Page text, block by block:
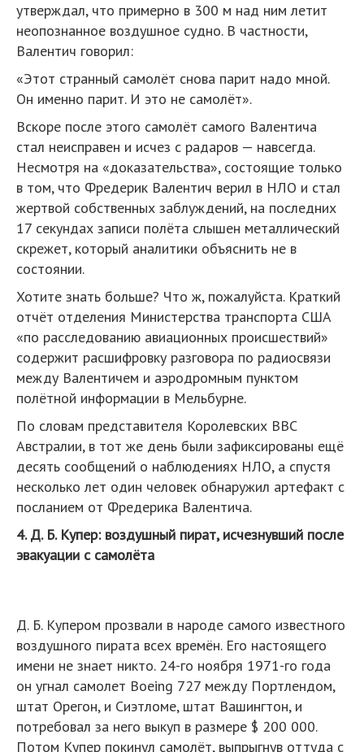
утверждал, что примерно в 300 м над ним летит
неопознанное воздушное судно. В частности,
Валентич говорил:
«Этот странный самолёт снова парит надо мной.
Он именно парит. И это не самолёт».
Вскоре после этого самолёт самого Валентича
стал неисправен и исчез с радаров — навсегда.
Несмотря на «доказательства», состоящие только
в том, что Фредерик Валентич верил в НЛО и стал
жертвой собственных заблуждений, на последних
17 секундах записи полёта слышен металлический
скрежет, который аналитики объяснить не в
состоянии.
Хотите знать больше? Что ж, пожалуйста. Краткий
отчёт отделения Министерства транспорта США
«по расследованию авиационных происшествий»
содержит расшифровку разговора по радиосвязи
между Валентичем и аэродромным пунктом
полётной информации в Мельбурне.
По словам представителя Королевских ВВС
Австралии, в тот же день были зафиксированы ещё
десять сообщений о наблюдениях НЛО, а спустя
несколько лет один человек обнаружил артефакт с
посланием от Фредерика Валентича.
4. Д. Б. Купер: воздушный пират, исчезнувший после
эвакуации с самолёта
Д. Б. Купером прозвали в народе самого известного
воздушного пирата всех времён. Его настоящего
имени не знает никто. 24-го ноября 1971-го года
он угнал самолет Boeing 727 между Портлендом,
штат Орегон, и Сиэтломе, штат Вашингтон, и
потребовал за него выкуп в размере $ 200 000.
Потом Купер покинул самолёт, выпрыгнув оттуда с